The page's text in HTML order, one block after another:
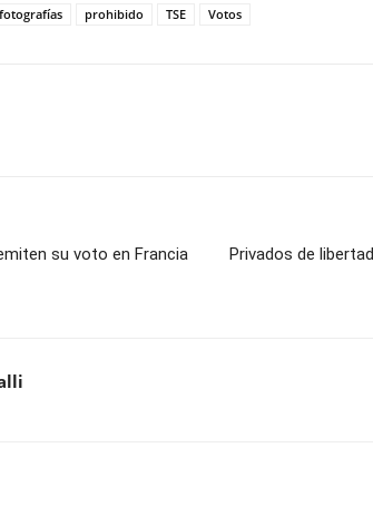
fotografías prohibido TSE Votos
su voto en Francia
Privados de